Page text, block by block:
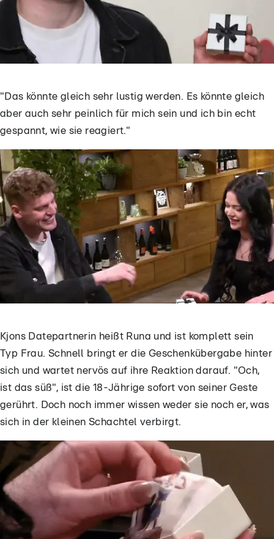
"Das könnte gleich sehr lustig werden. Es könnte gleich
aber auch sehr peinlich für mich sein und ich bin echt
gespannt, wie sie reagiert."
Kjons Datepartnerin heißt Runa und ist komplett sein
Typ Frau. Schnell bringt er die Geschenkübergabe hinter
sich und wartet nervös auf ihre Reaktion darauf. "Och,
ist das süß", ist die 18-Jährige sofort von seiner Geste
gerührt. Doch noch immer wissen weder sie noch er, was
sich in der kleinen Schachtel verbirgt.